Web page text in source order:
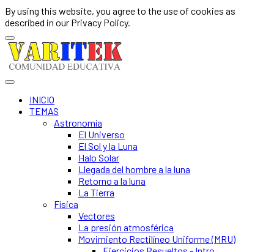
By using this website, you agree to the use of cookies as
described in our Privacy Policy.
INICIO
TEMAS
Astronomía
El Universo
El Sol y la Luna
Halo Solar
Llegada del hombre a la luna
Retorno a la luna
La Tierra
Física
Vectores
La presión atmosférica
Movimiento Rectilíneo Uniforme (MRU)